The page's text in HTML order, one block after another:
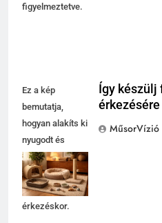
figyelmeztetve.
Ez a kép
bemutatja,
hogyan alakíts ki
nyugodt és
biztonságos
otthont egy
kiscicának
érkezéskor.
Így készülj
érkezésére
MűsorVízió